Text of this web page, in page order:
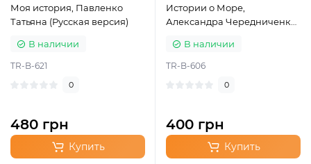
Моя история, Павленко
Татьяна (Русская версия)
В наличии
TR-B-621
0
480 грн
Купить
Истории о Море,
Александра Чередниченко
В наличии
TR-B-606
0
400 грн
Купить